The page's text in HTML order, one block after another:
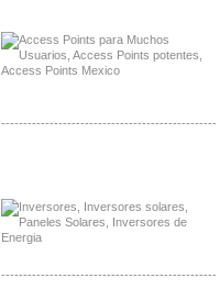
-------------------------------------------------
-------------------------------------------------